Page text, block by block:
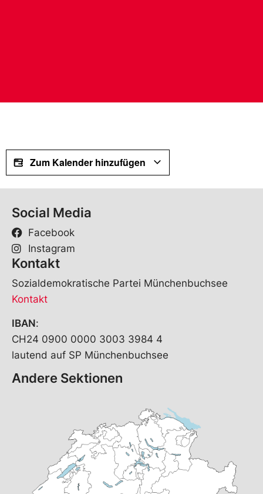
Zum Kalender hinzufügen
Social Media
Facebook
Instagram
Kontakt
Sozialdemokratische Partei Münchenbuchsee
Kontakt
IBAN:
CH24 0900 0000 3003 3984 4
lautend auf SP Münchenbuchsee
Andere Sektionen